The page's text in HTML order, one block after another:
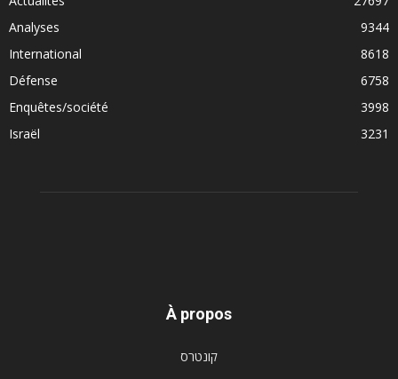
Analyses
9344
International
8618
Défense
6758
Enquêtes/société
3998
Israël
3231
À propos
קונטרס